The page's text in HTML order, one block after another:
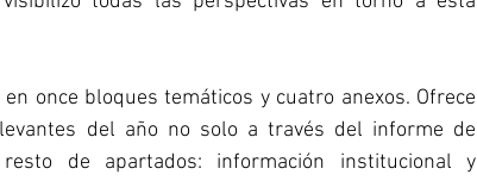
once bloques temáticos y cuatro anexos. Ofrece
del año no solo a través del informe de
de apartados: información institucional y